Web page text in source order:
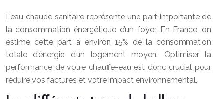
L’eau chaude sanitaire représente une part importante de
la consommation énergétique d’un foyer. En France, on
estime cette part à environ 15% de la consommation
totale d’énergie d’un logement moyen. Optimiser la
performance de votre chauffe-eau est donc crucial pour
réduire vos factures et votre impact environnemental.